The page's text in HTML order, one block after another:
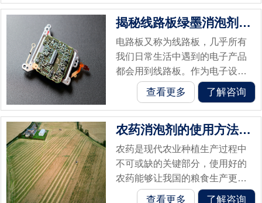
汽车工业、军事航天都有它的身
影，印刷电路...
揭秘线路板绿墨消泡剂的作用原理
电路板又称为线路板，几乎所有
我们日常生活中遇到的电子产品
都会用到线路板。作为电子设备
制造行业中的重要零部件，它扮
演着关键的角色。绿墨是一种辅
助材料，也称为油墨，用于线路
板制造中。它...
查看更多 了解咨询
农药消泡剂的使用方法和注意事项
农药是现代农业种植生产过程中
不可或缺的关键部分，使用好的
农药能够让我国的粮食生产更上
一层楼！三月份的时候我司收到
查看更多 了解咨询